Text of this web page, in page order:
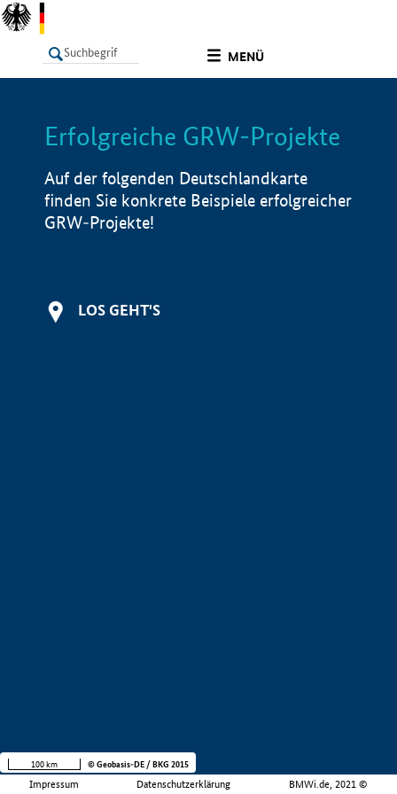
MENÜ
LISTE Info
Erfolgreiche GRW-Projekte
Auf der folgenden Deutschlandkarte
finden Sie konkrete Beispiele erfolgreicher
GRW-Projekte!
LOS GEHT'S
Impressum Datenschutzerklärung BMWi.de, 2021 ©
100 km © Geobasis-DE / BKG 2015